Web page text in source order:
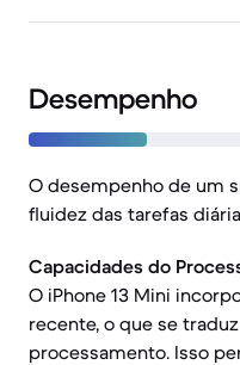
Desempenho
O desempenho de um
fluidez das tarefas
Capacidades do
O iPhone 13 Mini
recente, o que se
processamento. Isso